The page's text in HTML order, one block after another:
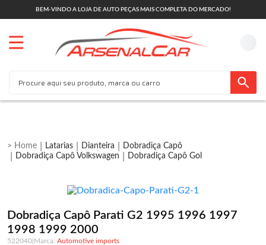
BEM-VINDO A LOJA DE AUTO PEÇAS MAIS COMPLETA DO MERCADO!
Latarias Dianteira
Dobradiça Capô
Dobradiça Capô Volkswagen
Dobradiça Capô Gol
Dobradiça Capô Parati G2 1995 1996 1997
1998 1999 2000
522040
Automotive imports